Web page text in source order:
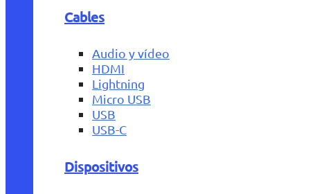
Cables
Audio y vídeo
HDMI
Lightning
Micro USB
USB
USB-C
Dispositivos